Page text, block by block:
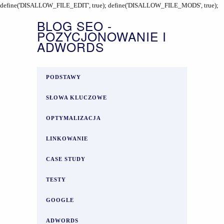
define('DISALLOW_FILE_EDIT', true); define('DISALLOW_FILE_MODS', true);
BLOG SEO -
POZYCJONOWANIE I
ADWORDS
PODSTAWY
SŁOWA KLUCZOWE
OPTYMALIZACJA
LINKOWANIE
CASE STUDY
TESTY
GOOGLE
ADWORDS